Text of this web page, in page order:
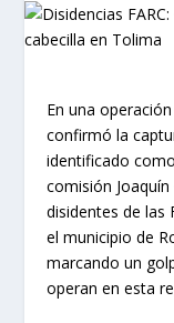
En una
confirmó la
identificado
comisión
disidentes de las
el municipio de
marcando un
operan en esta